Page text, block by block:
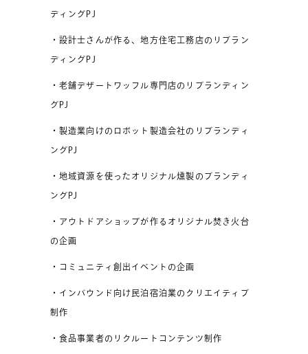
ディングPJ
・設計士さんが作る、地方住宅工務店のリブラン
ディングPJ
・老舗デザートワッフル専門店のリブランディン
グPJ
・製造業向けのロボット製造会社のリブランディ
ングPJ
・地域資源を使ったオリジナル燻製のブランディ
ングPJ
・アウトドアショップが作るオリジナル焚き火台
の企画
・コミュニティ創出イベントの企画
・インバウンド向け民泊宿泊業のクリエイティブ
制作
・食品事業者のリクルートコンテンツ制作